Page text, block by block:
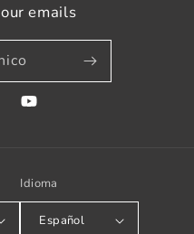
emails
YouTube
Idioma
Español